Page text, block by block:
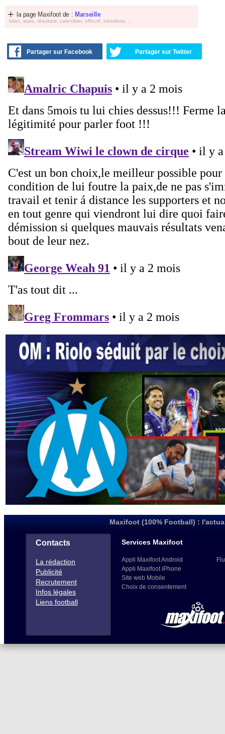
la page Maxifoot de : Marseille
bilan, stats, résultats, calendrier, effectif, transferts, ...
Partager sur Facebook Partager sur Twitter
Maxifoot (100% Football) :
Contacts
La rédaction
Publicité
Recrutement
Infos légales
Liens football
Services Maxifoot
Appli Maxifoot Android
Appli Maxifoot iPhone
Site web Mobile
Choix de consentement